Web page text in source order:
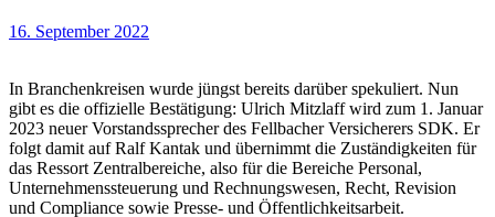
16. September 2022
In Branchenkreisen wurde jüngst bereits darüber spekuliert. Nun
gibt es die offizielle Bestätigung: Ulrich Mitzlaff wird zum 1. Januar
2023 neuer Vorstandssprecher des Fellbacher Versicherers SDK. Er
folgt damit auf Ralf Kantak und übernimmt die Zuständigkeiten für
das Ressort Zentralbereiche, also für die Bereiche Personal,
Unternehmenssteuerung und Rechnungswesen, Recht, Revision
und Compliance sowie Presse- und Öffentlichkeitsarbeit.